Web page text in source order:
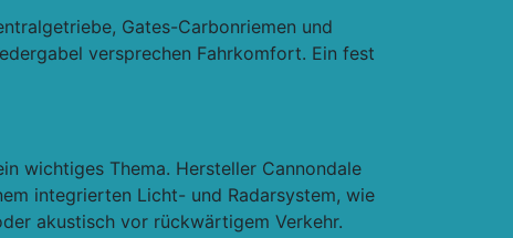
Gates-Carbonriemen und
versprechen Fahrkomfort. Ein fest
wichtiges Thema. Hersteller Cannondale
integrierten Licht- und Radarsystem, wie
akustisch vor rückwärtigem Verkehr.